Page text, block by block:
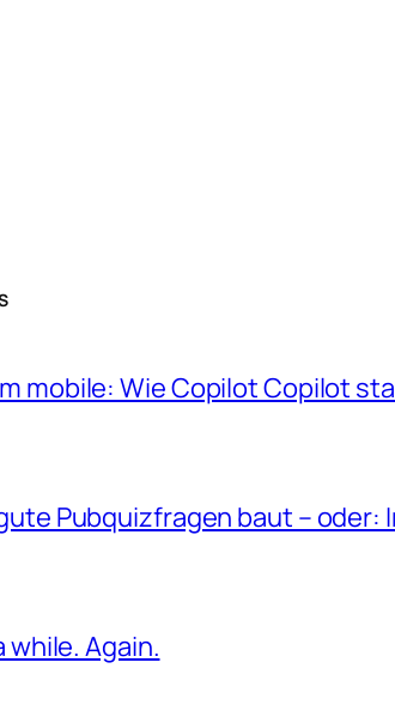
mobile: Wie Copilot Copilot
Pubquizfragen baut – oder:
while. Again.